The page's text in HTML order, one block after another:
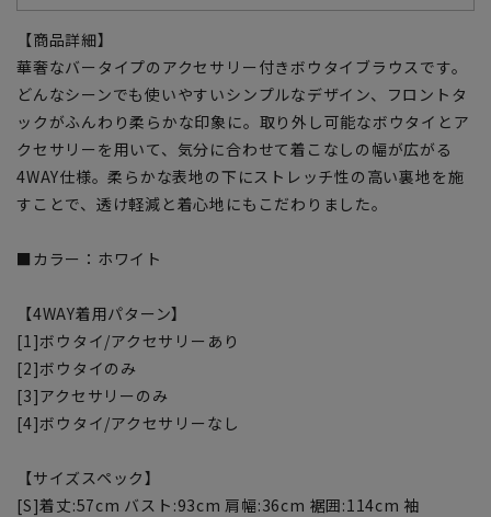
【商品詳細】
華奢なバータイプのアクセサリー付きボウタイブラウスです。
どんなシーンでも使いやすいシンプルなデザイン、フロントタ
ックがふんわり柔らかな印象に。取り外し可能なボウタイとア
クセサリーを用いて、気分に合わせて着こなしの幅が広がる
4WAY仕様。柔らかな表地の下にストレッチ性の高い裏地を施
すことで、透け軽減と着心地にもこだわりました。
■カラー：ホワイト
【4WAY着用パターン】
[1]ボウタイ/アクセサリーあり
[2]ボウタイのみ
[3]アクセサリーのみ
[4]ボウタイ/アクセサリーなし
【サイズスペック】
[S]着丈:57cm バスト:93cm 肩幅:36cm 裾囲:114cm 袖